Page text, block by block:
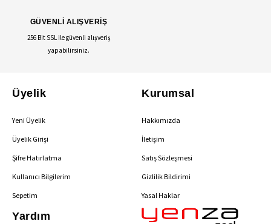
GÜVENLİ ALIŞVERİŞ
256 Bit SSL ile güvenli alışveriş
yapabilirsiniz.
Üyelik
Yeni Üyelik
Üyelik Girişi
Şifre Hatırlatma
Kullanıcı Bilgilerim
Sepetim
Kurumsal
Hakkımızda
İletişim
Satış Sözleşmesi
Gizlilik Bildirimi
Yasal Haklar
Yardım